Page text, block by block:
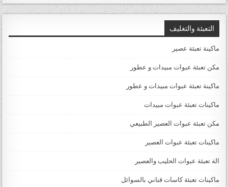
التعبئة والتغليف
ماكينة تعبئة عصير
مكن تعبئة عبوات مبيدات و عطور
ماكينة تعبئة عبوات مبيدات و عطور
ماكينات تعبئة عبوات مبيدات
مكن تعبئة عبوات العصير الطبيعي
ماكينات تعبئة عبوات العصير
الة تعبئة عبوات الحليب والعصير
ماكينات تعبئة كاسات قناني بالسوائل